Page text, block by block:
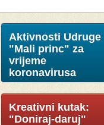
Aktivnosti Udruge
"Mali princ" za
vrijeme
koronavirusa
Kreativni kutak:
"Doniraj-daruj"